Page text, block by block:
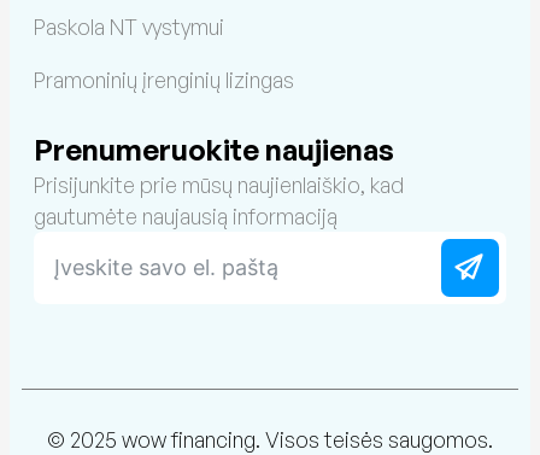
Paskola NT vystymui
Pramoninių įrenginių lizingas
Prenumeruokite naujienas
Prisijunkite prie mūsų naujienlaiškio, kad
gautumėte naujausią informaciją
© 2025 wow financing. Visos teisės saugomos.